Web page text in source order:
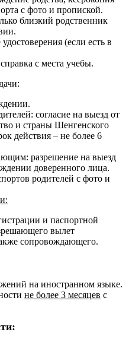
с фото и пропиской.
близкий родственник
(если есть в
с места учебы.
согласие на выезд от
и страны Шенгенского
действия – не более 6
разрешение на выезд
доверенного лица.
родителей с фото и
и паспортной
вылет
сопровождающего.
на иностранном языке.
не более 3 месяцев с